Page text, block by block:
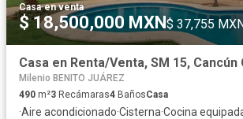
Casa·en venta
$ 18,500,000 MXN$ 37,755
Milenio BENITO JUÁREZ
490 m²3 Recámaras4 BañosCasa
·Aire acondicionado·Cisterna·Cocina